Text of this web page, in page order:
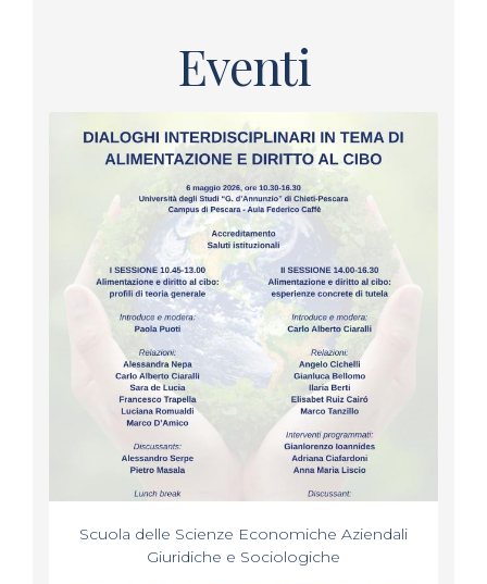
Eventi
Scuola delle Scienze Economiche Aziendali
Giuridiche e Sociologiche